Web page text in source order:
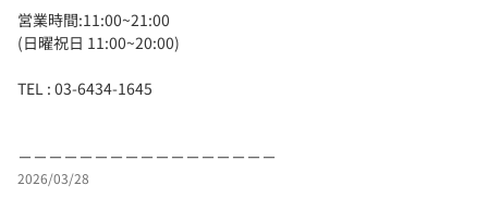
営業時間:11:00~21:00
(日曜祝日 11:00~20:00)
TEL : 03-6434-1645
－－－－－－－－－－－－－－－－－
2026/03/28